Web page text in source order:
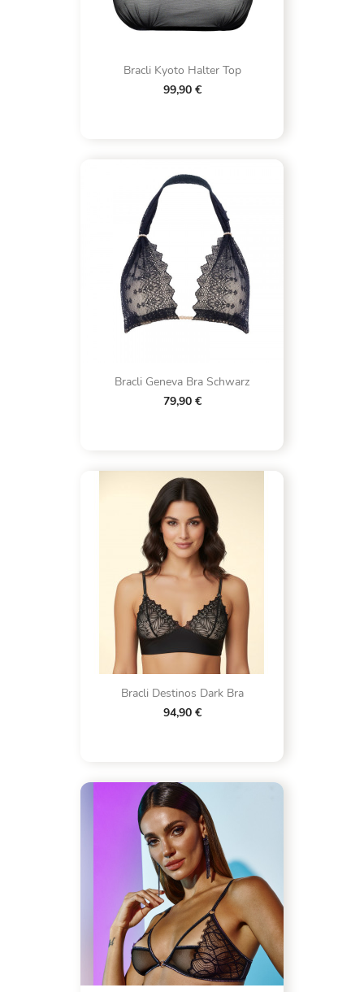
Bracli Kyoto Halter Top
99,90 €
Bracli Geneva Bra Schwarz
79,90 €
Bracli Destinos Dark Bra
94,90 €